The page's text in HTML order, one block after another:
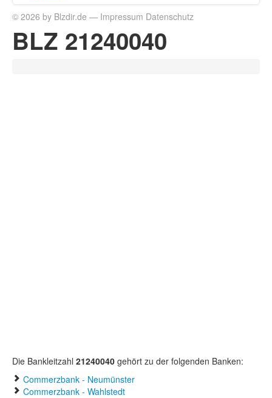
© 2026 by Blzdir.de — Impressum Datenschutz
BLZ 21240040
Die Bankleitzahl 21240040 gehört zu der folgenden Banken:
Commerzbank - Neumünster
Commerzbank - Wahlstedt